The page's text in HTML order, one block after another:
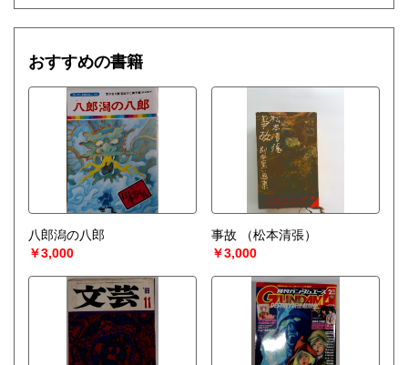
おすすめの書籍
八郎潟の八郎
￥3,000
事故
（松本清張）
￥3,000